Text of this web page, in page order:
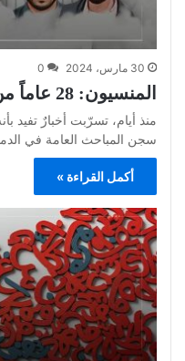
30 مارس، 2024 0
المنسيون: 28 عاماً من الظلم خلف القضبان
منذ أيام، تسرّبت أخبارٌ تفيد
سجن المباحث العامة في
أكمل القراءة »